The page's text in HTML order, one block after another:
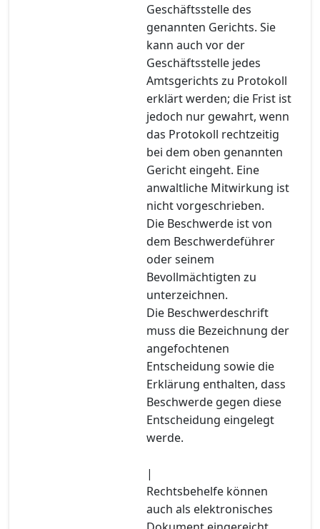
Geschäftsstelle des
genannten Gerichts. Sie
kann auch vor der
Geschäftsstelle jedes
Amtsgerichts zu Protokoll
erklärt werden; die Frist ist
jedoch nur gewahrt, wenn
das Protokoll rechtzeitig
bei dem oben genannten
Gericht eingeht. Eine
anwaltliche Mitwirkung ist
nicht vorgeschrieben.
Die Beschwerde ist von
dem Beschwerdeführer
oder seinem
Bevollmächtigten zu
unterzeichnen.
Die Beschwerdeschrift
muss die Bezeichnung der
angefochtenen
Entscheidung sowie die
Erklärung enthalten, dass
Beschwerde gegen diese
Entscheidung eingelegt
werde.
|
Rechtsbehelfe können
auch als elektronisches